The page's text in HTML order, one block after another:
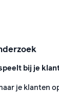
bij je
je klanten